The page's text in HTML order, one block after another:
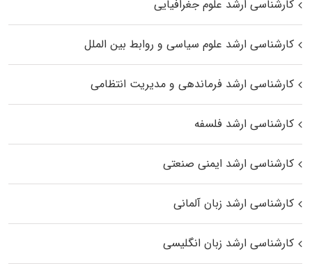
کارشناسی ارشد علوم جغرافیایی
کارشناسی ارشد علوم سیاسی و روابط بین الملل
کارشناسی ارشد فرماندهی و مدیریت انتظامی
کارشناسی ارشد فلسفه
کارشناسی ارشد ایمنی صنعتی
کارشناسی ارشد زبان آلمانی
کارشناسی ارشد زبان انگلیسی